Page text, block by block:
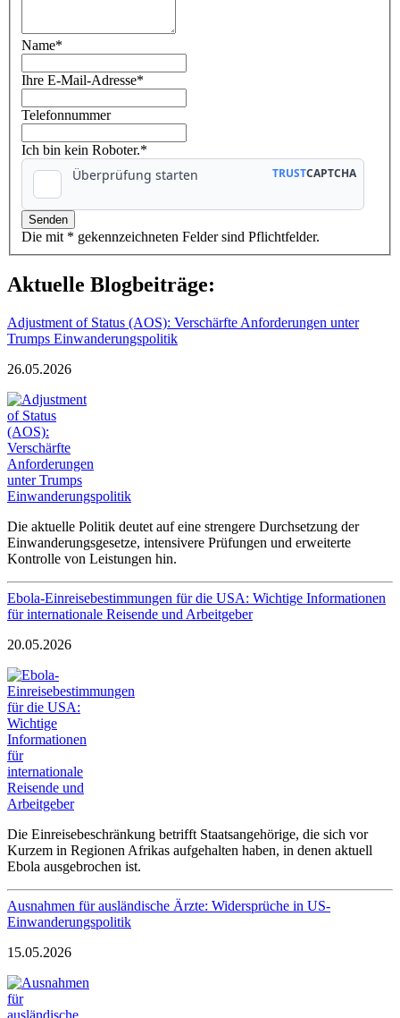
Name*
Ihre E-Mail-Adresse*
Telefonnummer
Ich bin kein Roboter.*
Die mit * gekennzeichneten Felder sind Pflichtfelder.
Aktuelle Blogbeiträge:
Adjustment of Status (AOS): Verschärfte Anforderungen unter
Trumps Einwanderungspolitik
26.05.2026
Die aktuelle Politik deutet auf eine strengere Durchsetzung der
Einwanderungsgesetze, intensivere Prüfungen und erweiterte
Kontrolle von Leistungen hin.
Ebola-Einreisebestimmungen für die USA: Wichtige Informationen
für internationale Reisende und Arbeitgeber
20.05.2026
Die Einreisebeschränkung betrifft Staatsangehörige, die sich vor
Kurzem in Regionen Afrikas aufgehalten haben, in denen aktuell
Ebola ausgebrochen ist.
Ausnahmen für ausländische Ärzte: Widersprüche in US-
Einwanderungspolitik
15.05.2026